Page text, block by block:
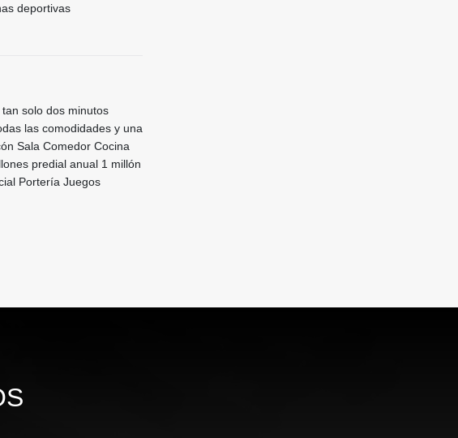
deportivas
solo dos minutos
las comodidades y una
Sala Comedor Cocina
predial anual 1 millón
Portería Juegos